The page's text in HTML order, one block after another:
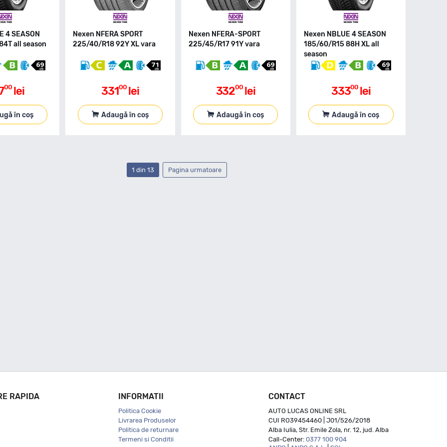
4 SEASON
all season
00 lei
în coș
Nexen NFERA SPORT
225/40/R18 92Y XL vara
33100 lei
Adaugă în coș
Nexen NFERA-SPORT
225/45/R17 91Y vara
33200 lei
Adaugă în coș
Nexen NBLUE 4 SEASON
185/60/R15 88H XL all
season
33300 lei
Adaugă în coș
1 din 13 Pagina urmatoare
RAPIDA INFORMATII
Politica Cookie
Livrarea Produselor
Politica de returnare
Termeni si Conditii
CONTACT
AUTO LUCAS ONLINE SRL
CUI RO39454460 | J01/526/2018
Alba Iulia, Str. Emile Zola, nr. 12, jud. Alba
Call-Center: 0377 100 904